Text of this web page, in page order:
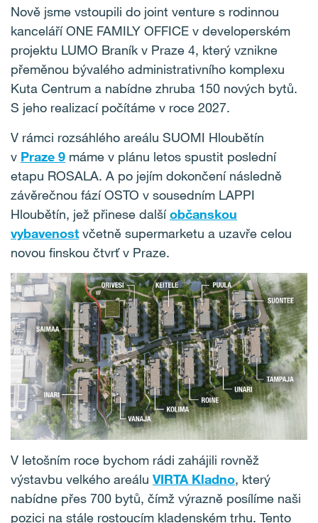
Nově jsme vstoupili do joint venture s rodinnou
kanceláří ONE FAMILY OFFICE v developerském
projektu LUMO Braník v Praze 4, který vznikne
přeměnou bývalého administrativního komplexu
Kuta Centrum a nabídne zhruba 150 nových bytů.
S jeho realizací počítáme v roce 2027.
V rámci rozsáhlého areálu SUOMI Hloubětín
v Praze 9 máme v plánu letos spustit poslední
etapu ROSALA. A po jejím dokončení následně
závěrečnou fází OSTO v sousedním LAPPI
Hloubětín, jež přinese dalšíobčanskou
vybavenost včetně supermarketu a uzavře celou
novou finskou čtvrť v Praze.
V letošním roce bychom rádi zahájili rovněž
výstavbu velkého areálu VIRTA Kladno, který
nabídne přes 700 bytů, čímž výrazně posílíme naši
pozici na stále rostoucím kladenském trhu. Tento